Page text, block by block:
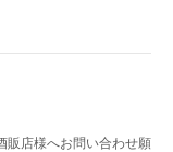
販店様へお問い合わせ願